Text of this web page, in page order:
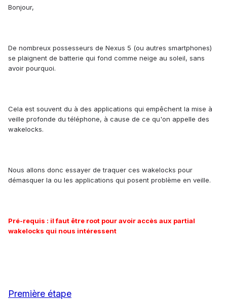
Bonjour,
De nombreux possesseurs de Nexus 5 (ou autres smartphones)
se plaignent de batterie qui fond comme neige au soleil, sans
avoir pourquoi.
Cela est souvent du à des applications qui empêchent la mise à
veille profonde du téléphone, à cause de ce qu'on appelle des
wakelocks.
Nous allons donc essayer de traquer ces wakelocks pour
démasquer la ou les applications qui posent problème en veille.
Pré-requis : il faut être root pour avoir accès aux partial
wakelocks qui nous intéressent
Première étape